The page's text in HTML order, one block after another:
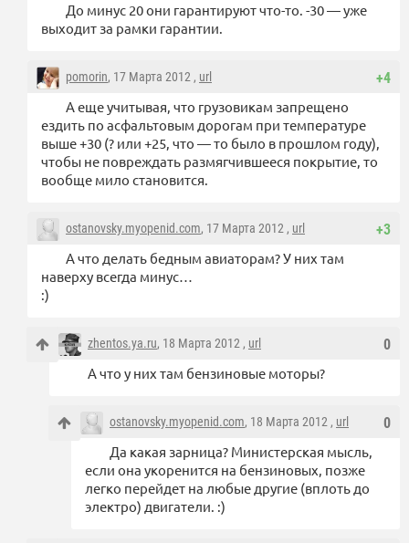
До минус 20 они гарантируют что-то. -30 — уже
выходит за рамки гарантии.
+4
pomorin, 17 Марта 2012 , url
А еще учитывая, что грузовикам запрещено
ездить по асфальтовым дорогам при температуре
выше +30 (? или +25, что — то было в прошлом году),
чтобы не повреждать размягчившееся покрытие, то
вообще мило становится.
+3
ostanovsky.myopenid.com, 17 Марта 2012 , url
А что делать бедным авиаторам? У них там
наверху всегда минус…
:)
0
zhentos.ya.ru, 18 Марта 2012 , url
А что у них там бензиновые моторы?
0
ostanovsky.myopenid.com, 18 Марта 2012 , url
Да какая зарница? Министерская мысль,
если она укоренится на бензиновых, позже
легко перейдет на любые другие (вплоть до
электро) двигатели. :)